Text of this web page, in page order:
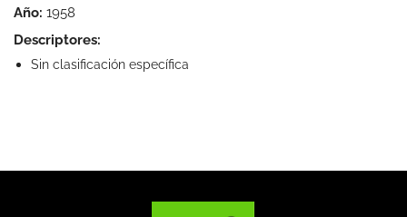
Año: 1958
Descriptores:
Sin clasificación específica